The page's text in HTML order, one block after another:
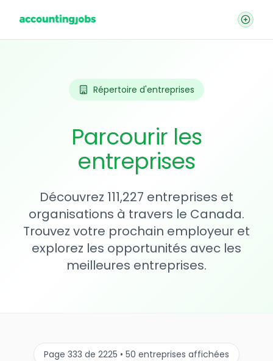
Répertoire d'entreprises
Parcourir les
entreprises
Découvrez 111,227 entreprises et
organisations à travers le Canada.
Trouvez votre prochain employeur et
explorez les opportunités avec les
meilleures entreprises.
Page 333 de 2225 • 50 entreprises affichées